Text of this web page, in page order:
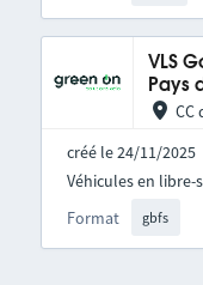
VLS
Pays
CC
créé le 24/11/2025
Format gbfs
Véhicules en libre-